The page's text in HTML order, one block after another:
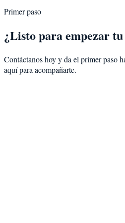
Primer paso
¿Listo para empezar tu
Contáctanos hoy y da el primer paso
aquí para acompañarte.